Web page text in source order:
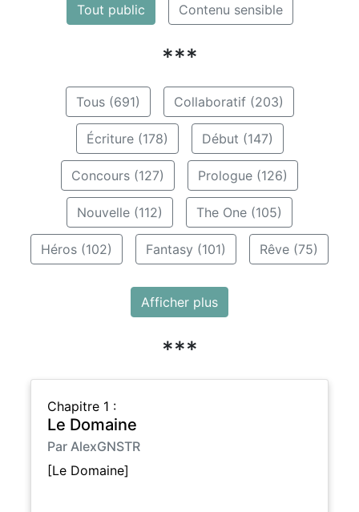
Tout public Contenu sensible
***
Tous (691) Collaboratif (203)
Écriture (178) Début (147)
Concours (127) Prologue (126)
Nouvelle (112) The One (105)
Héros (102) Fantasy (101) Rêve (75)
Afficher plus
***
Chapitre 1 :
Le Domaine
Par AlexGNSTR
[Le Domaine]